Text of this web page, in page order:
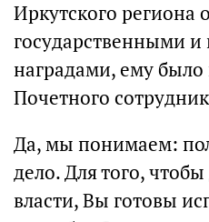
Иркутского
государственными
наградами, ему было
Почетного
Да, мы понимаем:
дело. Для того,
власти, Вы готовы